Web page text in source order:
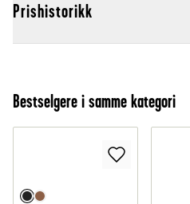
Prishistorikk
Bestselgere i samme kategori